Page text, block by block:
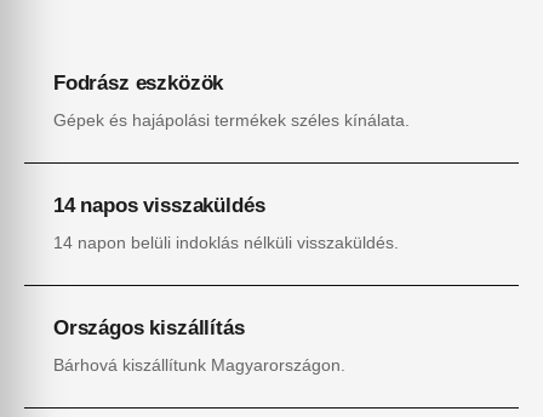
Fodrász eszközök
Gépek és hajápolási termékek széles kínálata.
14 napos visszaküldés
14 napon belüli indoklás nélküli visszaküldés.
Országos kiszállítás
Bárhová kiszállítunk Magyarországon.